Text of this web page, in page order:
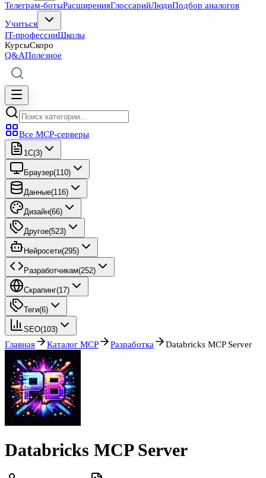
Телеграм-ботыРасширенияГлоссарийЛюдиПодбор аналогов
Учиться
IT-профессииШколы
КурсыСкоро
Q&AПолезное
Все MCP-серверы
1C(3)
Браузер(110)
Данные(116)
Дизайн(66)
Другое(523)
Нейросети(295)
Разработчикам(252)
Скрапинг(17)
Теги(6)
SEO(103)
Главная Каталог MCP Разработка Databricks MCP Server
Databricks MCP Server